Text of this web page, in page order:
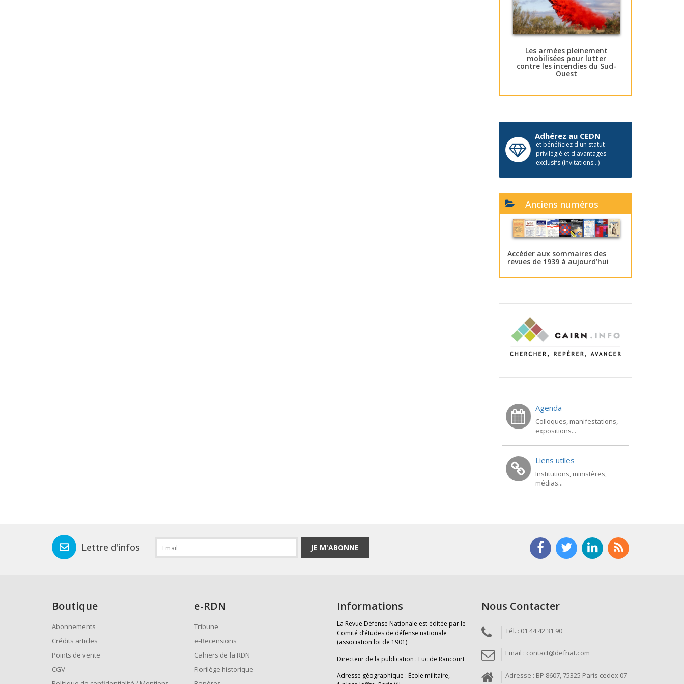
Les armées pleinement
mobilisées pour lutter
contre les incendies du Sud-
Ouest
Adhérez au CEDN
et bénéficiez d'un statut
privilégié et d'avantages
exclusifs (invitations...)
Anciens numéros
Accéder aux sommaires des
revues de 1939 à aujourd’hui
Agenda
Colloques, manifestations,
expositions...
Liens utiles
Institutions, ministères,
médias...
Lettre d'infos JE M'ABONNE
Boutique
Abonnements
Crédits articles
Points de vente
CGV
e-RDN
Tribune
e-Recensions
Cahiers de la RDN
Florilège historique
Informations
La Revue Défense Nationale est éditée par le
Comité d’études de défense nationale
(association loi de 1901)
Directeur de la publication : Luc de Rancourt
Adresse géographique : École militaire,
Nous Contacter
Tél. : 01 44 42 31 90
Email : contact@defnat.com
Adresse : BP 8607, 75325 Paris cedex 07